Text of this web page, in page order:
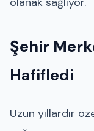
Şehir
Hafifledi
Uzun yıllardır